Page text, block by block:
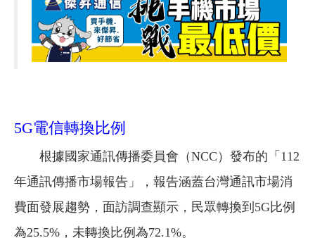
5G電信轉換比例
根據國家通訊傳播委員會（NCC）發布的「112
年通訊傳播市場報告」，報告涵蓋台灣通訊市場消
費面發展趨勢，面訪調查顯示，民眾轉換到5G比例
為25.5%，未轉換比例為72.1%。